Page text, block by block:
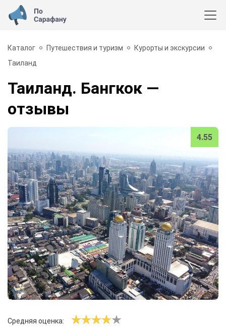
Каталог Путешествия и туризм
Курорты и экскурсии
Таиланд
Таиланд. Бангкок —
отзывы
4.55
Средняя оценка: